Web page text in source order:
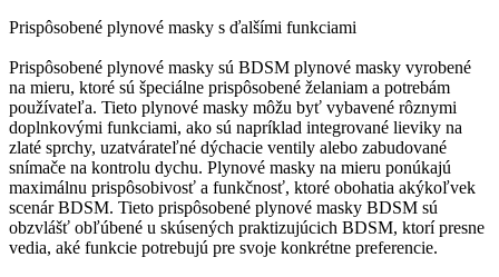
Prispôsobené plynové masky s ďalšími funkciami
Prispôsobené plynové masky sú BDSM plynové masky vyrobené
na mieru, ktoré sú špeciálne prispôsobené želaniam a potrebám
používateľa. Tieto plynové masky môžu byť vybavené rôznymi
doplnkovými funkciami, ako sú napríklad integrované lieviky na
zlaté sprchy, uzatvárateľné dýchacie ventily alebo zabudované
snímače na kontrolu dychu. Plynové masky na mieru ponúkajú
maximálnu prispôsobivosť a funkčnosť, ktoré obohatia akýkoľvek
scenár BDSM. Tieto prispôsobené plynové masky BDSM sú
obzvlášť obľúbené u skúsených praktizujúcich BDSM, ktorí presne
vedia, aké funkcie potrebujú pre svoje konkrétne preferencie.